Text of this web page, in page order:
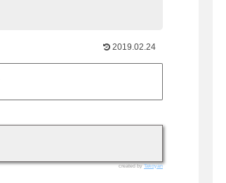
2019.02.24
created byTakoyan